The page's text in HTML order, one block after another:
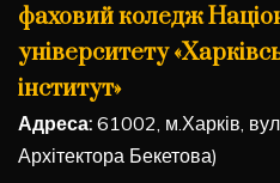
фаховий коледж
університету
інститут»
Адреса: 61002, м.Харків,
Архітектора Бекетова)